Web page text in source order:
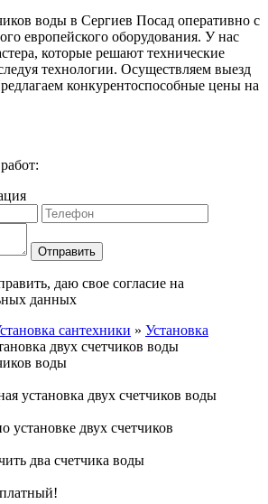
воды в Сергиев Посад оперативно с
европейского оборудования. У нас
которые решают технические
технологии. Осуществляем выезд
конкурентоспособные цены на
Отправить
даю свое согласие на
данных
сантехники » Установка
двух счетчиков воды
воды
установка двух счетчиков воды
установке двух счетчиков
два счетчика воды